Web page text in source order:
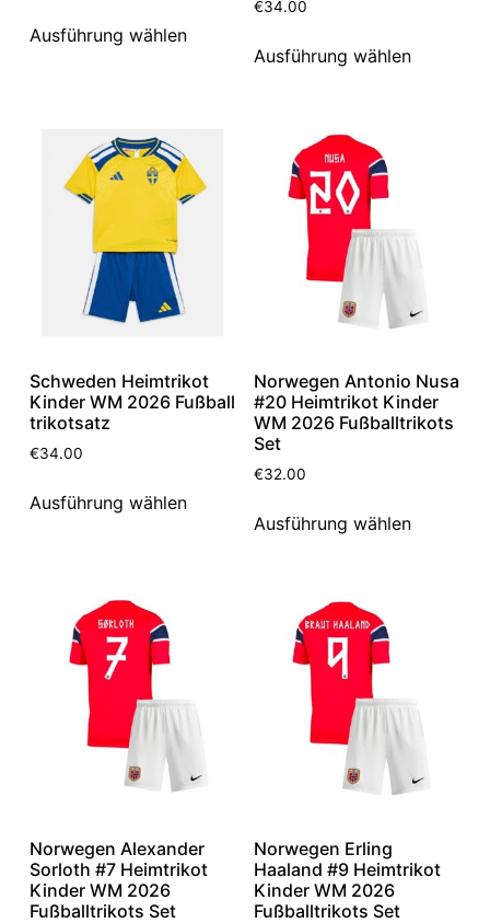
Ausführung wählen
€34.00
Ausführung wählen
Schweden Heimtrikot
Kinder WM 2026 Fußball
trikotsatz
€34.00
Ausführung wählen
Norwegen Antonio Nusa
#20 Heimtrikot Kinder
WM 2026 Fußballtrikots
Set
€32.00
Ausführung wählen
Norwegen Alexander
Sorloth #7 Heimtrikot
Kinder WM 2026
Fußballtrikots Set
Norwegen Erling
Haaland #9 Heimtrikot
Kinder WM 2026
Fußballtrikots Set